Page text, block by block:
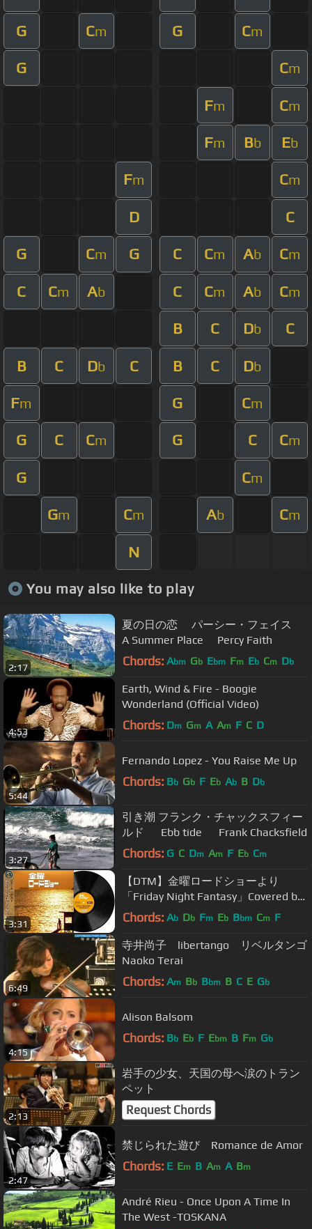
G Cm G Cm
G Cm
Fm Cm
Fm Bb Eb
Fm Cm
D C
G Cm G C Cm Ab Cm
C Cm Ab C Cm Ab Cm
B C Db C
B C Db C B C Db
Fm G Cm
G C Cm G C Cm
G Cm
Gm Cm Ab Cm
N
You may also like to play
2:17
夏の日の恋 パーシー・フェイス
A Summer Place Percy Faith
Chords: Abm Gb Ebm Fm Eb Cm Db
4:53
Earth, Wind & Fire - Boogie
Wonderland (Official Video)
Chords: Dm Gm A Am F C D
5:44
Fernando Lopez - You Raise Me Up
Chords: Bb Gb F Eb Ab B Db
3:27
引き潮 フランク・チャックスフィー
ルド Ebb tide Frank Chacksfield
Chords: G C Dm Am F Eb Cm
3:31
【DTM】金曜ロードショーより
「Friday Night Fantasy」Covered by
eX
Chords: Ab Db Fm Eb Bbm Cm F
6:49
寺井尚子 libertango リベルタンゴ
Naoko Terai
Chords: Am Bb Bbm B C E Gb
4:15
Alison Balsom
Chords: Bb Eb F Ebm B Fm Gb
2:13
岩手の少女、天国の母へ涙のトラン
ペット
Request Chords
2:47
禁じられた遊び Romance de Amor
Chords: E Em B Am A Bm
André Rieu - Once Upon A Time In
The West -TOSKANA